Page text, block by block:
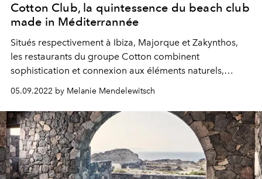
Cotton Club, la quintessence du beach club
made in Méditerrannée
Situés respectivement à Ibiza, Majorque et Zakynthos,
les restaurants du groupe Cotton combinent
sophistication et connexion aux éléments naturels,
autant d'invitations à renouer avec une
et langoureuse.
05.09.2022 by Melanie Mendelewitsch